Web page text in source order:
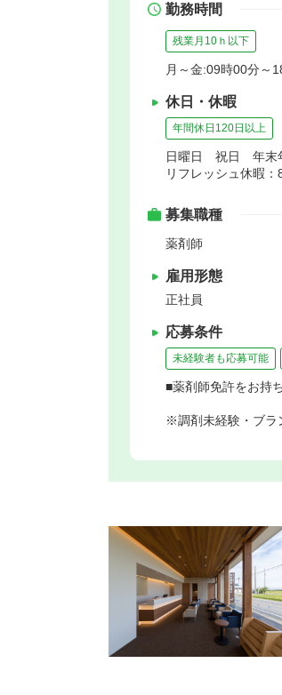
勤務時間
残業月10ｈ以下
月～金:09時00分～
休日・休暇
年間休日120日以上
日曜日 祝日 年末
リフレッシュ休暇：
募集職種
薬剤師
雇用形態
正社員
応募条件
未経験者も応募可能
■薬剤師免許をお持
※調剤未経験・ブラ